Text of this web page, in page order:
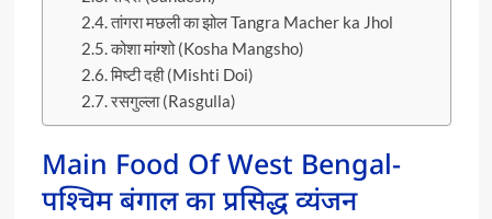
तांगरा मछली का झोल Tangra Macher ka Jhol
कोशा मांग्शो (Kosha Mangsho)
मिष्टी दही (Mishti Doi)
रसगुल्ला (Rasgulla)
Main Food Of West Bengal-
पश्चिम बंगाल का प्रसिद्ध व्यंजन